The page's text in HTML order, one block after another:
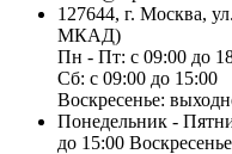
127644, г. Москва,
МКАД)
Пн - Пт: с 09:00 до
Сб: с 09:00 до 15:00
Воскресенье:
Понедельник -
до 15:00